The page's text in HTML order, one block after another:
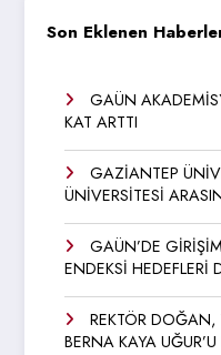
Son Eklenen
GAÜN
KAT ARTTI
GAZİANTEP
ÜNİVERSİTESİ
GAÜN’DE
ENDEKSİ HEDEFLERİ
REKTÖR
BERNA KAYA